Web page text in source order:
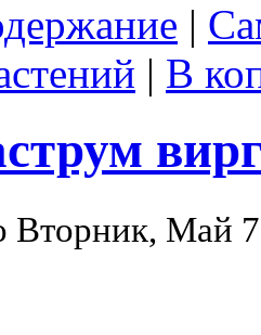
|
| В
Вторник, Май